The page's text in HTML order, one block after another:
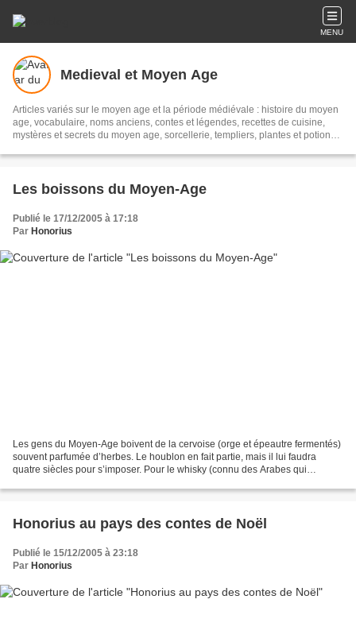
MENU
Medieval et Moyen Age
Articles variés sur le moyen age et la période médiévale : histoire du moyen
age, vocabulaire, noms anciens, contes et légendes, recettes de cuisine,
mystères et secrets du moyen age, sorcellerie, templiers, plantes et potions,
Les boissons du Moyen-Age
Publié le 17/12/2005 à 17:18
Par Honorius
Les gens du Moyen-Age boivent de la cervoise (orge et épeautre fermentés)
souvent parfumée d’herbes. Le houblon en fait partie, mais il lui faudra
quatre siècles pour s’imposer. Pour le whisky (connu des Arabes qui
Honorius au pays des contes de Noël
Publié le 15/12/2005 à 23:18
Par Honorius